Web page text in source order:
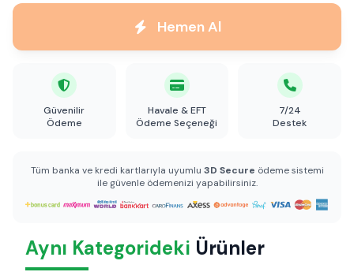
Hemen Al
Güvenilir
Ödeme
Havale & EFT
Ödeme Seçeneği
7/24
Destek
Tüm banka ve kredi kartlarıyla uyumlu 3D Secure ödeme sistemi
ile güvenle ödemenizi yapabilirsiniz.
Aynı Kategorideki Ürünler